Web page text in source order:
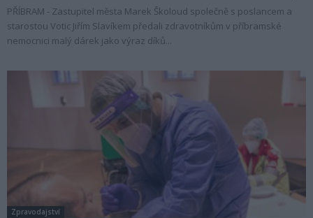
PŘÍBRAM - Zastupitel města Marek Školoud společně s poslancem a
starostou Votic Jiřím Slavíkem předali zdravotníkům v příbramské
nemocnici malý dárek jako výraz díků...
Zpravodajství